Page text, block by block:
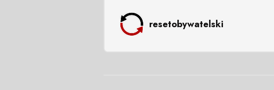
resetobywatelski